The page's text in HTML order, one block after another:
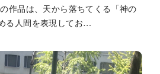
作品は、天から落ちてくる「神の
る人間を表現してお…